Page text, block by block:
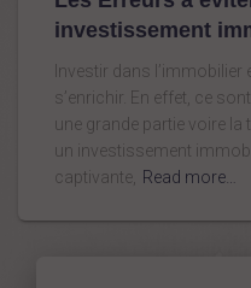
investissement
Investir dans
s’enrichir. En effet, ce
une grande partie voire la
un investissement
captivante, Read more…